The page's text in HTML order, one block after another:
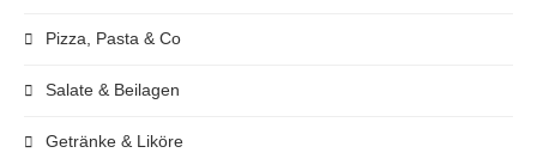
Pizza, Pasta & Co
Salate & Beilagen
Getränke & Liköre